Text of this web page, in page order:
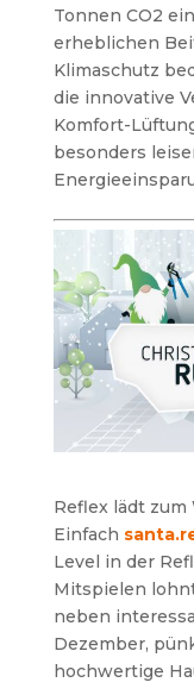
Tonnen CO2
erheblichen
Klimaschutz
die innovative
Komfort-
besonders
Reflex lädt
Einfach
Level in der
Mitspielen
neben
Dezember,
hochwertige